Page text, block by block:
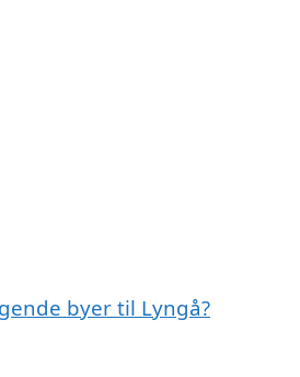
byer til Lyngå?